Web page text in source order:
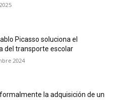
Picasso soluciona el
del transporte escolar
2024
la adquisición de un